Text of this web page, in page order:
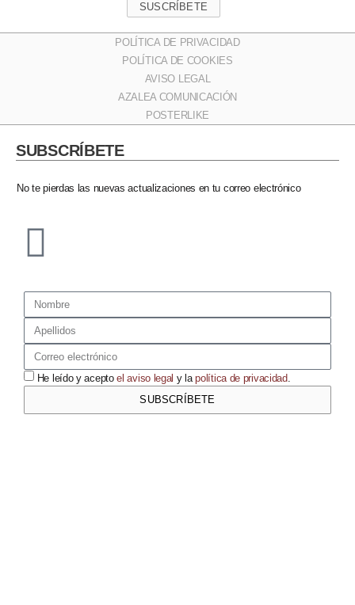
SUSCRÍBETE
POLÍTICA DE PRIVACIDAD
POLÍTICA DE COOKIES
AVISO LEGAL
AZALEA COMUNICACIÓN
POSTERLIKE
SUBSCRÍBETE​
No te pierdas las nuevas actualizaciones en tu correo electrónico​
He leído y aceptoel aviso legal y lapolítica de privacidad.
SUBSCRÍBETE